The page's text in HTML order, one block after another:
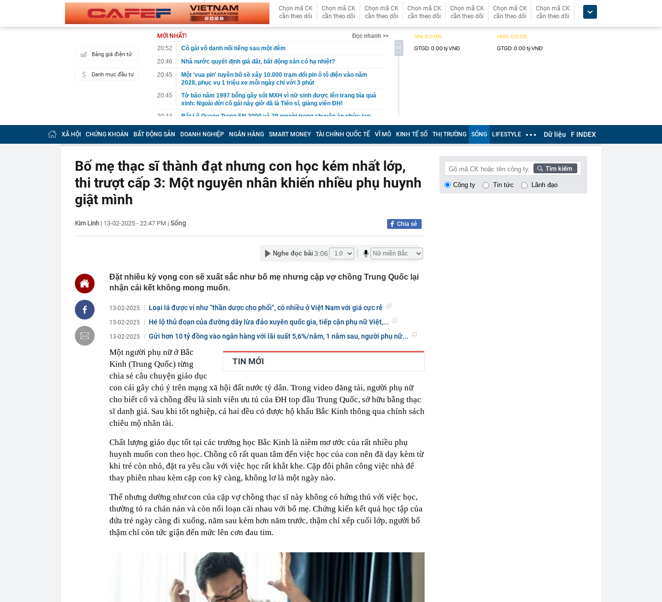
Chọn mã CK
cần theo dõi
Chọn mã CK
cần theo dõi
Chọn mã CK
cần theo dõi
Chọn mã CK
cần theo dõi
Chọn mã CK
cần theo dõi
Chọn mã CK
cần theo dõi
Chọn mã CK
cần theo dõi
Bảng giá điện tử
Danh mục đầu tư
MỚI NHẤT!
Đọc nhanh >>
20:52
Cô gái vô danh nổi tiếng sau một đêm
20:46
Nhà nước quyết định giá đất, bất động sản có hạ nhiệt?
20:45
Một 'vua pin' tuyên bố sẽ xây 10.000 trạm đổi pin ô tô điện vào năm
2028, phục vụ 1 triệu xe mỗi ngày chỉ với 3 phút
20:45
Tờ báo năm 1997 bỗng gây sốt MXH vì nữ sinh được lên trang bìa quá
xinh: Ngoài đời cô gái này giờ đã là Tiến sĩ, giảng viên ĐH!
20:44
Bắt Lê Quang Trọng SN 2000 và 29 người trong chuyên án phức tạp,
tang vật thu giữ đặc biệt lớn
20:43
Ukraine tăng tốc, Nga không đứng yên: Cuộc đua ai nhanh hơn đang
diễn ra ở một mặt trận khác
20:38
Tập đoàn Mường Thanh của ông Lê Thanh Thản vừa công bố thay đổi
lớn
Doanh nghiệp bảo hiểm đầu tư cổ phiếu lãi, lỗ ra sao?
20:32
Bán ròng 600 tỷ đồng trong phiên cuối tuần, tự doanh CTCK "xả" mã
Cờ Nga kéo lên ở Chernigovka, 5 lữ đoàn Kiev rút lui - Hàng trăm tên
lửa không thể tới Ukraine sau tuyên bố từ ông Trump
giúp kiện tỳ
20:22
Trung Quốc lại khiến "dân đào đường" thế giới thán phục với cỗ máy
20:21
Công an truy tìm người tên Nguyễn Bá Hoàng Tùng SN 1994
20:03
Ra ngân hàng rút 1,5 tỷ đồng tiền mặt, cặp vợ chồng "lọt tầm ngắm" bị
Giá card đồ họa dậy sóng ở châu Á, game thủ Việt Nam có “dính bão”?
20:00
Iran: Mở lại eo biển Hormuz không đồng nghĩa khôi phục hiện trạng
trước chiến tranh
19:59
Trước 31/8/2026, hoàn thành kế hoạch cơ cấu lại vốn nhà nước tại
doanh nghiệp giai đoạn 2026-2030
19:40
Đem đấu giá bộ trang sức kim cương 25 tỷ của bà Trương Mỹ Lan:
Mất hết hóa đơn nhưng món đắt nhất giá 9,4 tỷ
XÃ HỘI CHỨNG KHOÁN BẤT ĐỘNG SẢN DOANH NGHIỆP NGÂN HÀNG SMART MONEY TÀI CHÍNH QUỐC TẾ VĨ MÔ KINH TẾ SỐ THỊ TRƯỜNG SỐNG LIFESTYLE Dữ liệu F INDEX
Bố mẹ thạc sĩ thành đạt nhưng con học kém nhất lớp,
thi trượt cấp 3: Một nguyên nhân khiến nhiều phụ huynh
giật mình
Kim Linh | 13-02-2025 - 22:47 PM | Sống Chia sẻ
Nghe đọc bài 3:06
Đặt nhiều kỳ vọng con sẽ xuất sắc như bố mẹ nhưng cặp vợ chồng Trung Quốc lại
nhận cái kết không mong muốn.
13-02-2025 Loại lá được ví như “thần dược cho phổi", có nhiều ở Việt Nam với giá cực rẻ
13-02-2025 Hé lộ thủ đoạn của đường dây lừa đảo xuyên quốc gia, tiếp cận phụ nữ Việt,...
13-02-2025 Gửi hơn 10 tỷ đồng vào ngân hàng với lãi suất 5,6%/năm, 1 năm sau, người phụ nữ...
TIN MỚI
Một người phụ nữ ở Bắc
Kinh (Trung Quốc) từng
chia sẻ câu chuyện giáo dục
con cái gây chú ý trên mạng xã hội đất nước tỷ dân. Trong video đăng tải, người phụ nữ
cho biết cô và chồng đều là sinh viên ưu tú của ĐH top đầu Trung Quốc, sở hữu bằng thạc
sĩ danh giá. Sau khi tốt nghiệp, cả hai đều có được hộ khẩu Bắc Kinh thông qua chính sách
chiêu mộ nhân tài.
Chất lượng giáo dục tốt tại các trường học Bắc Kinh là niềm mơ ước của rất nhiều phụ
huynh muốn con theo học.‏ Chồng cô rất quan tâm đến việc học của con nên đã dạy kèm từ
khi trẻ còn nhỏ, đặt ra yêu cầu với việc học rất khắt khe. Cặp đôi phân công việc nhà để
thay phiên nhau kèm cặp con kỹ càng, không lơ là một ngày nào.
Thế nhưng dường như con của cặp vợ chồng thạc sĩ này không có hứng thú với việc học,
thường tỏ ra chán nản và còn nổi loạn cãi nhau với bố mẹ. Chứng kiến kết quả học tập của
đứa trẻ ngày càng đi xuống, năm sau kém hơn năm trước, thậm chí xếp cuối lớp, người bố
thậm chí còn tức giận đến mức lên cơn đau tim.
Công ty Tin tức Lãnh đạo